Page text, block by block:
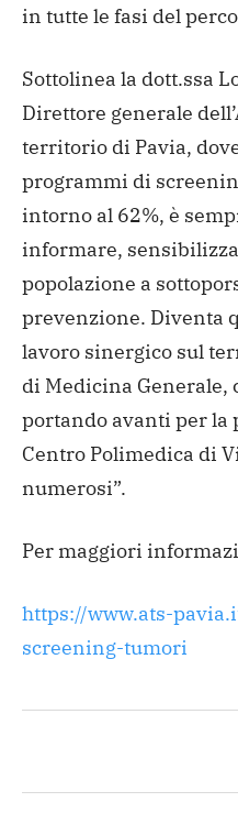
in tutte le fasi del
Sottolinea la dott.ssa
Direttore generale
territorio di Pavia,
programmi di
intorno al 62%, è
informare,
popolazione a
prevenzione. Diventa
lavoro sinergico sul
di Medicina Generale,
portando avanti per la
Centro Polimedica di
numerosi”.
Per maggiori
https://www.ats-
screening-tumori